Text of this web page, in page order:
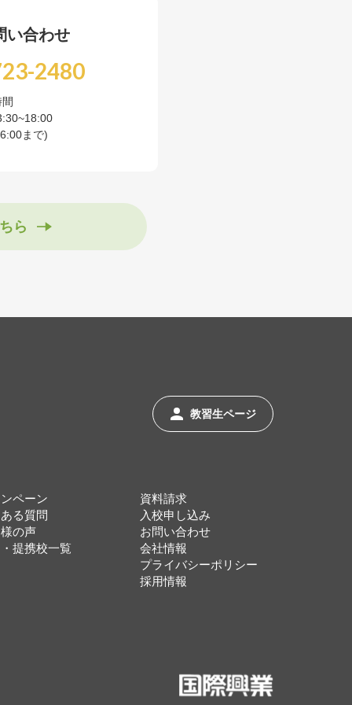
い合わせ
2480
まで)
ら
教習生ページ
ペーン
る質問
の声
提携校一覧
資料請求
入校申し込み
お問い合わせ
会社情報
プライバシーポリシー
採用情報